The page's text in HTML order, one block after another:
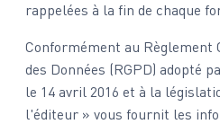
rappelées à la fin de chaque
Conformément au
des Données (RGPD) adopté
le 14 avril 2016 et à la
l'éditeur » vous fournit les